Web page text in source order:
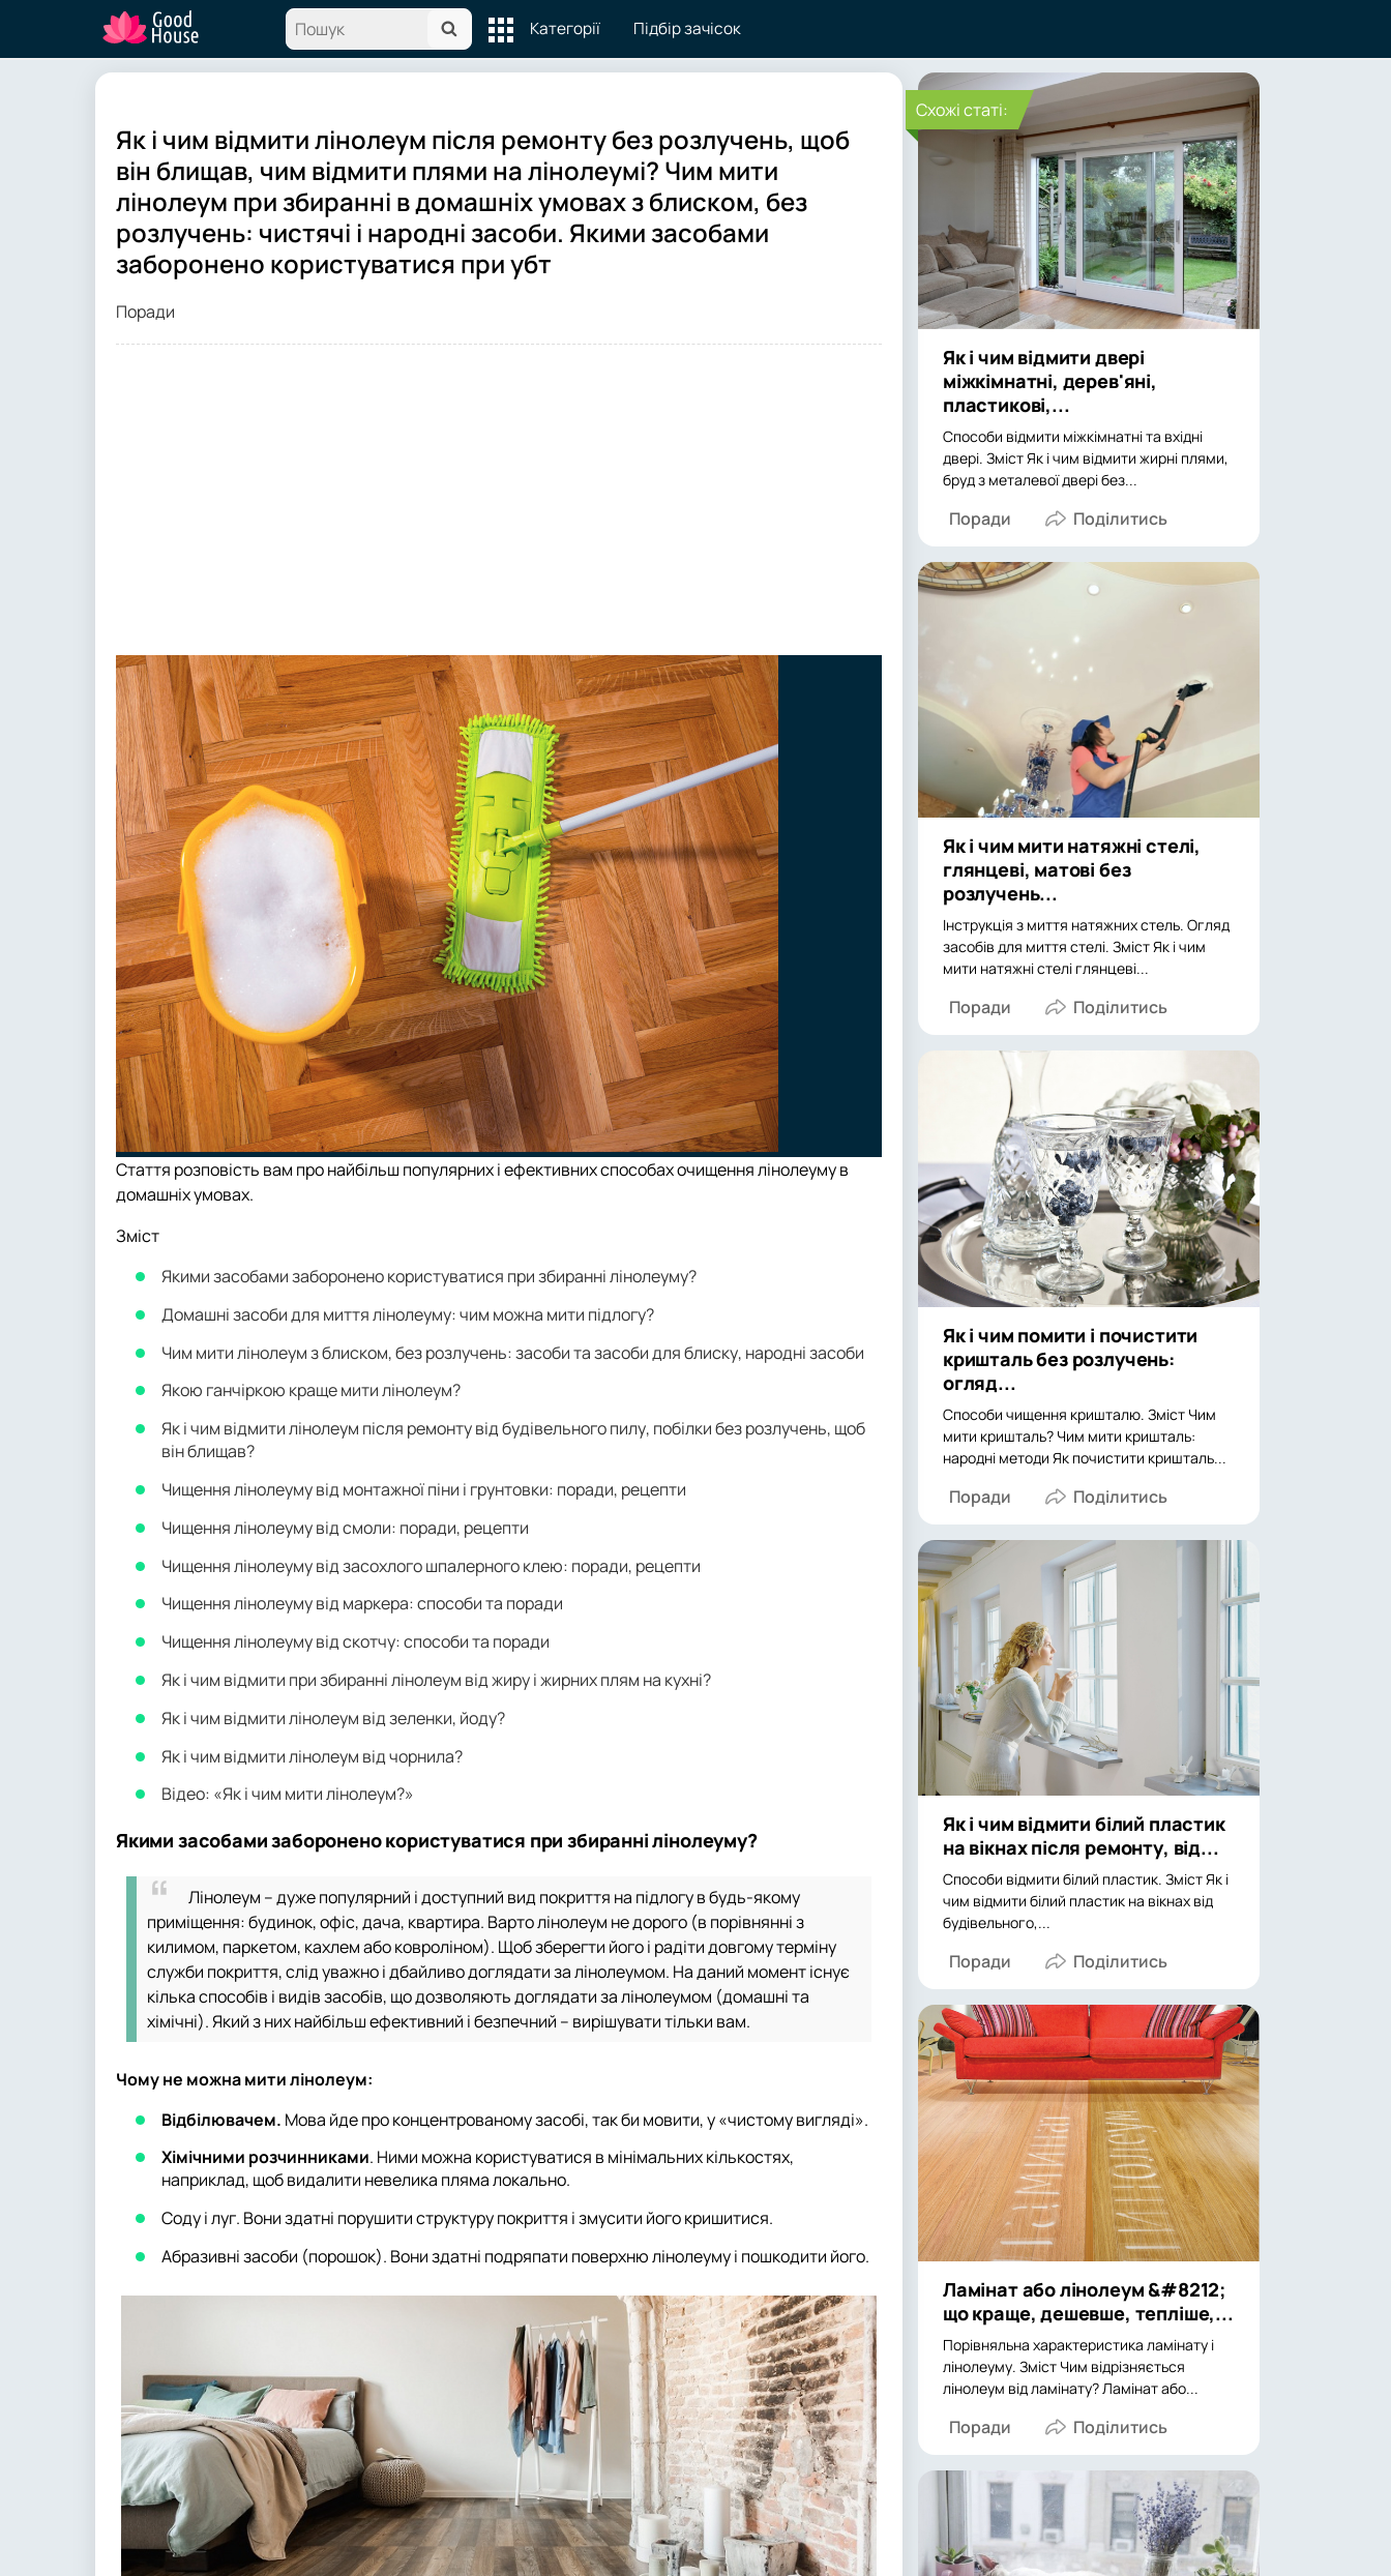
Категорії Підбір зачісок
Як і чим відмити лінолеум після ремонту без розлучень, щоб
він блищав, чим відмити плями на лінолеумі? Чим мити
лінолеум при збиранні в домашніх умовах з блиском, без
розлучень: чистячі і народні засоби. Якими засобами
заборонено користуватися при убт
Поради
Стаття розповість вам про найбільш популярних і ефективних способах очищення лінолеуму в
домашніх умовах.
Зміст
Якими засобами заборонено користуватися при збиранні лінолеуму?
Домашні засоби для миття лінолеуму: чим можна мити підлогу?
Чим мити лінолеум з блиском, без розлучень: засоби та засоби для блиску, народні засоби
Якою ганчіркою краще мити лінолеум?
Як і чим відмити лінолеум після ремонту від будівельного пилу, побілки без розлучень, щоб
він блищав?
Чищення лінолеуму від монтажної піни і грунтовки: поради, рецепти
Чищення лінолеуму від смоли: поради, рецепти
Чищення лінолеуму від засохлого шпалерного клею: поради, рецепти
Чищення лінолеуму від маркера: способи та поради
Чищення лінолеуму від скотчу: способи та поради
Як і чим відмити при збиранні лінолеум від жиру і жирних плям на кухні?
Як і чим відмити лінолеум від зеленки, йоду?
Як і чим відмити лінолеум від чорнила?
Відео: «Як і чим мити лінолеум?»
Якими засобами заборонено користуватися при збиранні лінолеуму?
Лінолеум – дуже популярний і доступний вид покриття на підлогу в будь-якому
приміщення: будинок, офіс, дача, квартира. Варто лінолеум не дорого (в порівнянні з
килимом, паркетом, кахлем або ковроліном). Щоб зберегти його і радіти довгому терміну
служби покриття, слід уважно і дбайливо доглядати за лінолеумом. На даний момент існує
кілька способів і видів засобів, що дозволяють доглядати за лінолеумом (домашні та
хімічні). Який з них найбільш ефективний і безпечний – вирішувати тільки вам.
Чому не можна мити лінолеум:
Відбілювачем. Мова йде про концентрованому засобі, так би мовити, у «чистому вигляді».
Хімічними розчинниками. Ними можна користуватися в мінімальних кількостях,
наприклад, щоб видалити невелика пляма локально.
Соду і луг. Вони здатні порушити структуру покриття і змусити його кришитися.
Абразивні засоби (порошок). Вони здатні подряпати поверхню лінолеуму і пошкодити його.
Cхожі статі:
Як і чим відмити двері
міжкімнатні, дерев'яні,
пластикові,...
Способи відмити міжкімнатні та вхідні
двері. Зміст Як і чим відмити жирні плями,
бруд з металевої двері без...
Поради
Як і чим мити натяжні стелі,
глянцеві, матові без
розлучень...
Інструкція з миття натяжних стель. Огляд
засобів для миття стелі. Зміст Як і чим
мити натяжні стелі глянцеві...
Поради
Як і чим помити і почистити
кришталь без розлучень:
огляд...
Способи чищення кришталю. Зміст Чим
мити кришталь? Чим мити кришталь:
народні методи Як почистити кришталь...
Поради
Як і чим відмити білий пластик
на вікнах після ремонту, від...
Способи відмити білий пластик. Зміст Як і
чим відмити білий пластик на вікнах від
будівельного,...
Поради
Ламінат або лінолеум &#8212;
що краще, дешевше, тепліше,...
Порівняльна характеристика ламінату і
лінолеуму. Зміст Чим відрізняється
лінолеум від ламінату? Ламінат або...
Поради